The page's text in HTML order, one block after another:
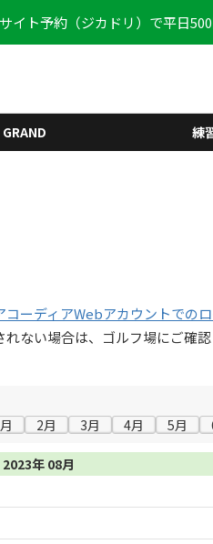
イト予約（ジカドリ）で平日
GRAND 練
コーディアWebアカウントでの
ない場合は、ゴルフ場にご確認
2月 3月 4月 5月
2023年 08月